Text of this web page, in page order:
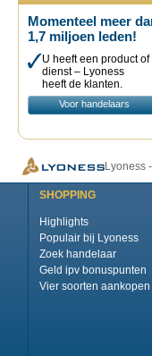
Momenteel meer
1,7 miljoen leden!
U heeft een product of
dienst – Lyoness
heeft de klanten.
Voor handelaars
Lyoness
SHOPPING
Highlights
Populair bij Lyoness
Zoek handelaar
Geld ipv bonuspunten
Vier soorten aankopen